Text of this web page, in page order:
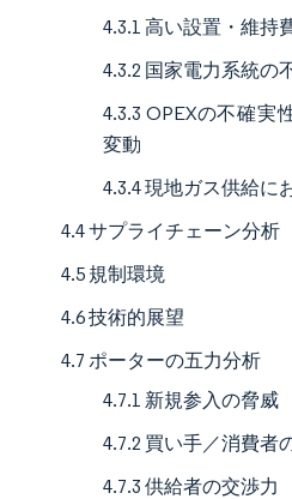
4.3.1 高い設置・維持
4.3.2 国家電力系統の
4.3.3 OPEXの不確実
変動
4.3.4 現地ガス供給に
4.4 サプライチェーン分析
4.5 規制環境
4.6 技術的展望
4.7 ポーターの五力分析
4.7.1 新規参入の脅威
4.7.2 買い手／消費者
4.7.3 供給者の交渉力